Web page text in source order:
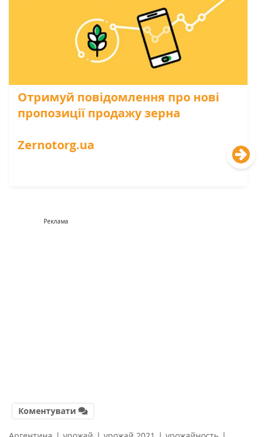
Отримуй повідомлення про нові
пропозиції продажу зерна
Zernotorg.ua
Реклама
Коментувати